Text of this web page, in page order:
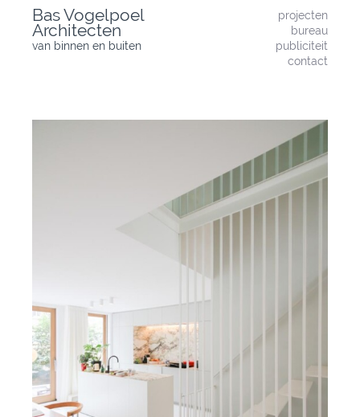
content
Bas Vogelpoel
Architecten
van binnen en buiten
projecten
bureau
publiciteit
contact